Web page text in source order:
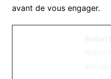
avant de vous engager.